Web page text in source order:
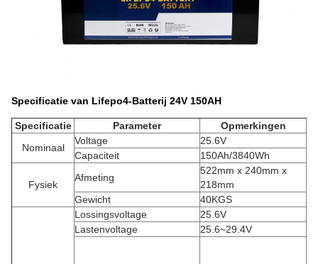
Specificatie van Lifepo4-Batterij 24V 150AH
Specificatie Parameter
Opmerkingen
Nominaal
Voltage
25.6V
Capaciteit
150Ah/3840Wh
Fysiek
Afmeting
522mm x 240mm x
218mm
Gewicht
40KGS
Lossingsvoltage
25.6V
Lastenvoltage
25.6~29.4V